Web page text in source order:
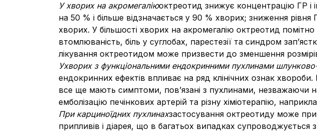
У хворих на акромегаліюоктреотид знижує концентрацію ГР і
на 50 % і більше відзначається у 90 % хворих; зниження
хворих. У більшості хворих на акромегалію октреотид
втомлюваність, біль у суглобах, парестезії та синдром
лікування октреотидом може призвести до зменшення
Ухворих з функціональними ендокринними пухлинами
ендокринних ефектів впливає на ряд клінічних ознак хвороби.
все ще мають симптоми, пов’язані з пухлинами, незважаючи
емболізацію печінкових артерій та різну хіміотерапію,
При карциноїдних пухлинахзастосування октреотиду може
припливів і діарея, що в багатьох випадках супроводжується